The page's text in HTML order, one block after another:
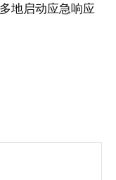
地启动应急响应